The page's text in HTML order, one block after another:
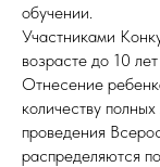
обучении.
Участниками
возрасте до 10
Отнесение
количеству
проведения
распределяются